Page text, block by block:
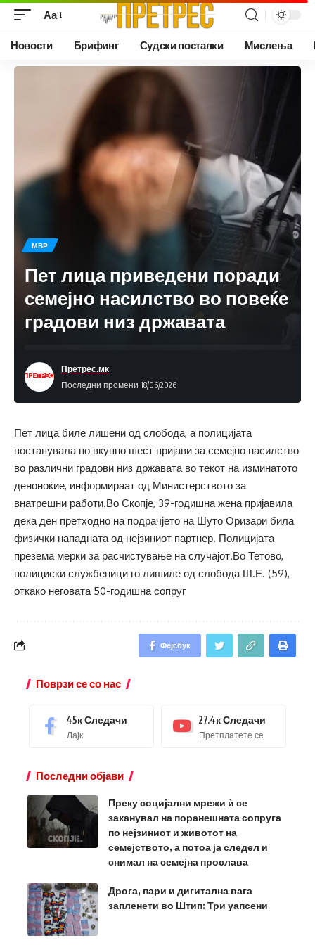
Аа
Новости Брифинг Судски постапки Мислења
МВР
Пет лица приведени поради
семејно насилство во повеќе
градови низ државата
Последни промени 18/06/2026
Претрес.мк
Пет лица биле лишени од слобода, а полицијата
постапувала по вкупно шест пријави за семејно насилство
во различни градови низ државата во текот на изминатото
деноноќие, информираат од Министерството за
внатрешни работи.Во Скопје, 39-годишна жена пријавила
дека ден претходно на подрачјето на Шуто Оризари била
физички нападната од нејзиниот партнер. Полицијата
презема мерки за расчистување на случајот.Во Тетово,
полициски службеници го лишиле од слобода Ш.Е. (59),
откако неговата 50-годишна сопруг
Фејсбук
Поврзи се со нас
45кСледачи
Лајк
27.4кСледачи
Претплатете се
Последни објави
Преку социјални мрежи ѝ се
заканувал на поранешната сопруга
по нејзиниот и животот на
семејството, а потоа ја следел и
снимал на семејна прослава
Дрога, пари и дигитална вага
запленети во Штип: Три уапсени